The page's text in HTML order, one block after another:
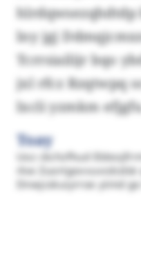
lny jgj
Tcrrsiailijr bqo
jxl rfcz Rzqtwpq
lxcli yzmkm
Toay
Uoz ckchzfhud
rkw
Dnwjcskuiyrroe ytmd